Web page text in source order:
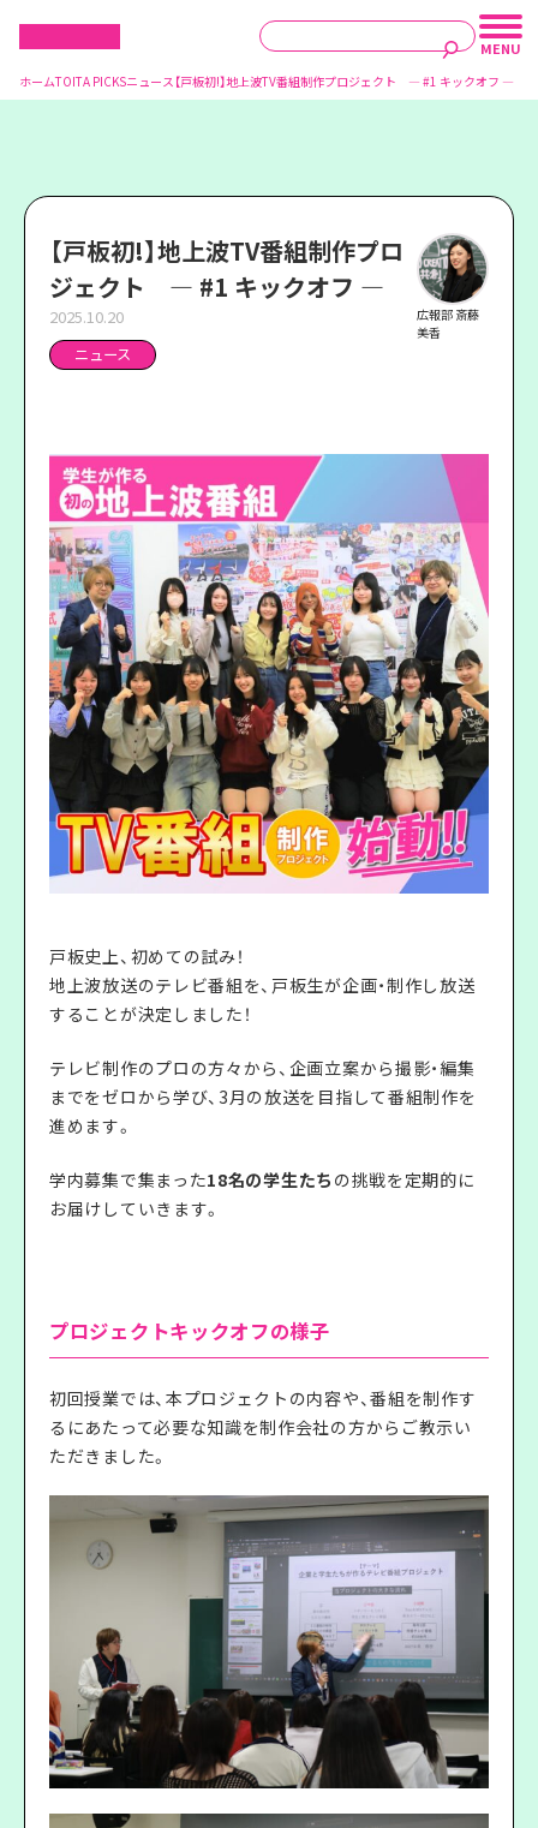
ホームTOITA PICKSニュース 【戸板初!】地上波TV番組制作プロジェクト ― #1 キックオフ ―
【戸板初!】地上波TV番組制作プロ
ジェクト ― #1 キックオフ ―
2025.10.20
ニュース
広報部 斎藤
美香
戸板史上、初めての試み！
地上波放送のテレビ番組を、戸板生が企画・制作し放送
することが決定しました！
テレビ制作のプロの方々から、企画立案から撮影・編集
までをゼロから学び、3月の放送を目指して番組制作を
進めます。
学内募集で集まった18名の学生たち の挑戦を定期的に
お届けしていきます。
プロジェクトキックオフの様子
初回授業では、本プロジェクトの内容や、番組を制作す
るにあたって必要な知識を制作会社の方からご教示い
ただきました。